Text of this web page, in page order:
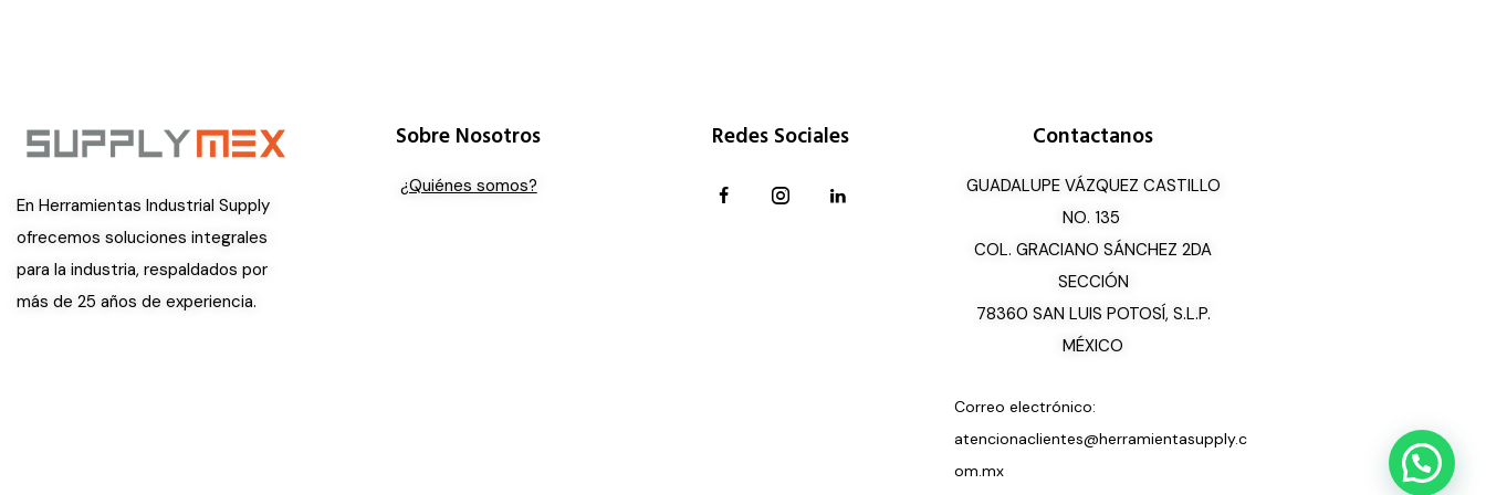
En Herramientas Industrial Supply
ofrecemos soluciones integrales
para la industria, respaldados por
más de 25 años de experiencia.
Sobre Nosotros
¿Quiénes somos?
Redes Sociales Contactanos
GUADALUPE VÁZQUEZ CASTILLO
NO. 135
COL. GRACIANO SÁNCHEZ 2DA
SECCIÓN
78360 SAN LUIS POTOSÍ, S.L.P.
MÉXICO
Correo electrónico:
atencionaclientes@herramientasupply.c
om.mx